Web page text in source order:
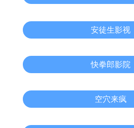
安徒生影视
快拳郎影院
空穴来疯